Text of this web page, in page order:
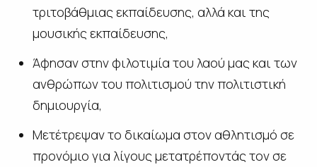
τριτοβάθμιας εκπαίδευσης, αλλά και της
μουσικής εκπαίδευσης,
Άφησαν στην φιλοτιμία του λαού μας και των
ανθρώπων του πολιτισμού την πολιτιστική
δημιουργία,
Μετέτρεψαν το δικαίωμα στον αθλητισμό σε
προνόμιο για λίγους μετατρέποντάς τον σε